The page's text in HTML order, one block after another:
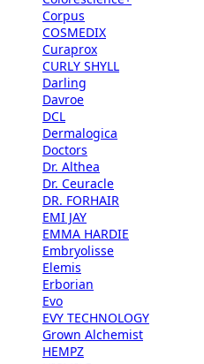
Corpus
COSMEDIX
Curaprox
CURLY SHYLL
Darling
Davroe
DCL
Dermalogica
Doctors
Dr. Althea
Dr. Ceuracle
DR. FORHAIR
EMI JAY
EMMA HARDIE
Embryolisse
Elemis
Erborian
Evo
EVY TECHNOLOGY
Grown Alchemist
HEMPZ